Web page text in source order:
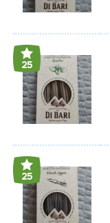
25
25